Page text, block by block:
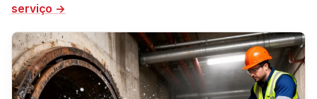
serviço →